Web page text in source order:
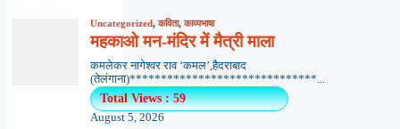
Uncategorized,कविता,काव्यभाषा
महकाओ मन-मंदिर में मैत्री माला
कमलेकर नागेश्वर राव ‘कमल’,हैदराबाद
(तेलंगाना)******************************...
Total Views : 59
August 5, 2026